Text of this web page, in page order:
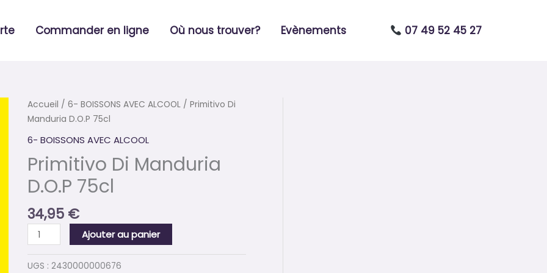
Commander en ligne Où nous trouver? Evènements 07 49 52 45 27
Accueil / 6- BOISSONS AVEC ALCOOL/ Primitivo Di
Manduria D.O.P 75cl
6- BOISSONS AVEC ALCOOL
Primitivo Di Manduria
D.O.P 75cl
34,95 €
quantité
de
Manduria
D.O.P
75cl
Ajouter au panier
UGS : 2430000000676